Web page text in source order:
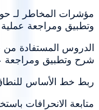
مؤشرات المخاطر لـ
وتطبيق ومراجعة
الدروس المستفادة من
شرح وتطبيق ومراجعة
ربط خط الأساس للنطاق
متابعة الانحرافات